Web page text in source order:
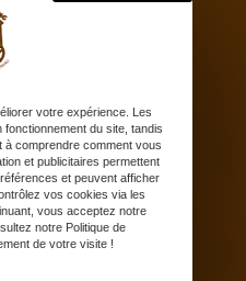
mesure
votre expérience. Les
du site, tandis
à comprendre comment vous
et publicitaires permettent
et peuvent afficher
vos cookies via les
vous acceptez notre
notre Politique de
de votre visite !